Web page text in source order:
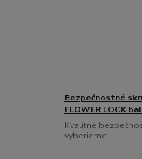
Bezpečnostné
FLOWER LOCK
Kvalitné
vyberieme...